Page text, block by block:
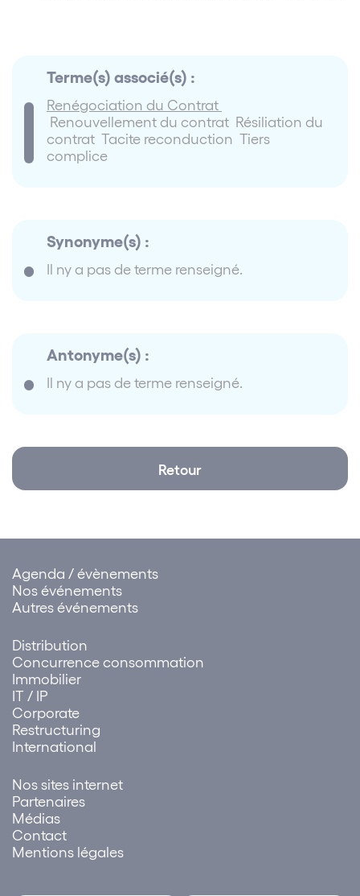
Terme(s) associé(s) :
Renégociation du Contrat
Renouvellement du contrat Résiliation du
contrat Tacite reconduction Tiers
complice
Synonyme(s) :
Il ny a pas de terme renseigné.
Antonyme(s) :
Il ny a pas de terme renseigné.
Retour
Agenda / évènements
Nos événements
Autres événements
Distribution
Concurrence consommation
Immobilier
IT / IP
Corporate
Restructuring
International
Nos sites internet
Partenaires
Médias
Contact
Mentions légales